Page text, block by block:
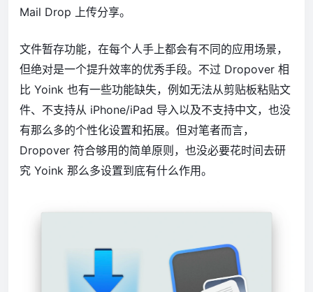
Mail Drop 上传分享。
文件暂存功能，在每个人手上都会有不同的应用场景，
但绝对是一个提升效率的优秀手段。不过 Dropover 相
比 Yoink 也有一些功能缺失，例如无法从剪贴板粘贴文
件、不支持从 iPhone/iPad 导入以及不支持中文，也没
有那么多的个性化设置和拓展。但对笔者而言，
Dropover 符合够用的简单原则，也没必要花时间去研
究 Yoink 那么多设置到底有什么作用。